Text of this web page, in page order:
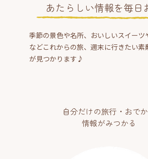
あたらしい情報を毎日
季節の景色や名所、おいしいスイーツ
などこれからの旅、週末に行きたい素
が見つかります♪
自分だけの旅行・おで
情報がみつかる